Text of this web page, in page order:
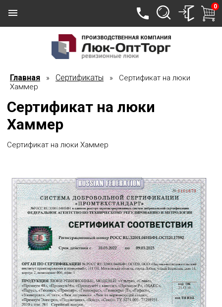
0
Главная » Сертификаты » Сертификат на люки
Хаммер
Сертификат на люки
Хаммер
Сертификат на люки Хаммер